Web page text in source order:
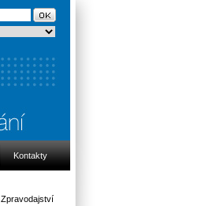
Kontakty
Zpravodajství